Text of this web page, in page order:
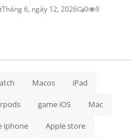
Tháng 6, ngày 12, 2026 0 9
Macos iPad
game iOS Mac
iphone Apple store